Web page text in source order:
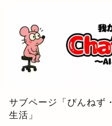
サブページ「ぴんねず
生活 」